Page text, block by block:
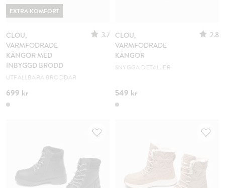
CLOU,
VARMFODRADE
KÄNGOR MED
INBYGGD BRODD
3.7
UTFÄLLBARA BRODDAR
699 kr
EXTRA KOMFORT
CLOU,
VARMFODRADE
KÄNGOR
2.8
SNYGGA DETALJER
549 kr